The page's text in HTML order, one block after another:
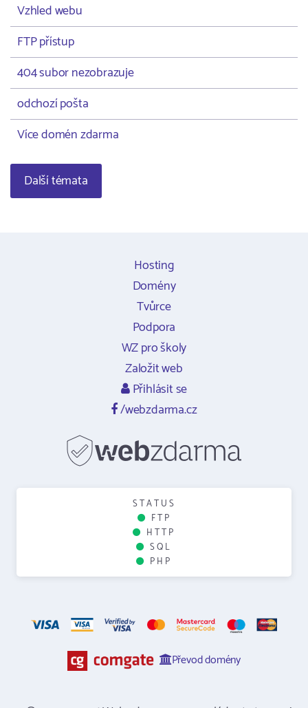
Vzhled webu
FTP přístup
404 subor nezobrazuje
odchozí pošta
Více domén zdarma
Další témata
Hosting
Domény
Tvůrce
Podpora
WZ pro školy
Založit web
Přihlásit se
/webzdarma.cz
STATUS
FTP
HTTP
SQL
PHP
Převod domény